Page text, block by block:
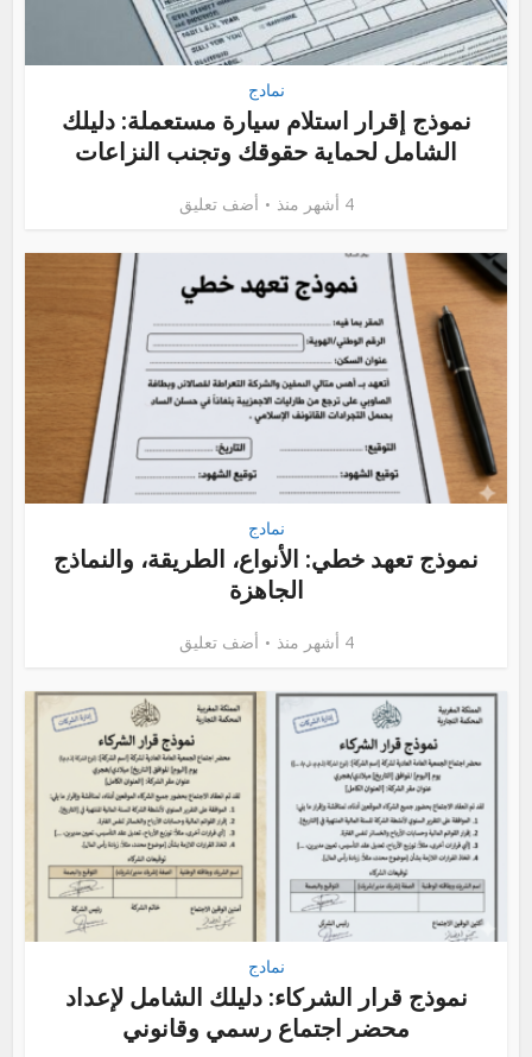
نمادج
نموذج إقرار استلام سيارة مستعملة: دليلك
الشامل لحماية حقوقك وتجنب النزاعات
4 أشهر منذ أضف تعليق
نمادج
نموذج تعهد خطي: الأنواع، الطريقة، والنماذج
الجاهزة
4 أشهر منذ أضف تعليق
نمادج
نموذج قرار الشركاء: دليلك الشامل لإعداد
محضر اجتماع رسمي وقانوني